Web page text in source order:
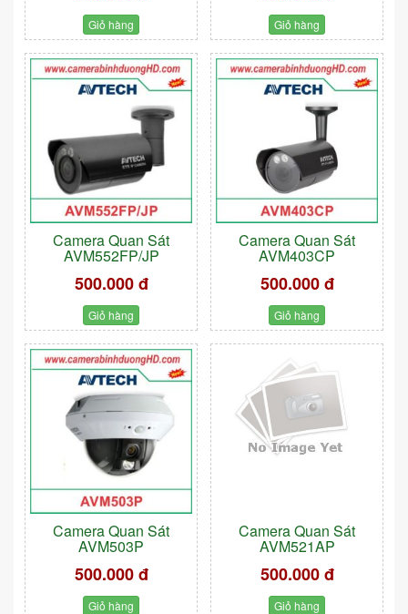
Giỏ hàng Giỏ hàng
Camera Quan Sát
AVM552FP/JP
500.000 đ
Giỏ hàng
Camera Quan Sát
AVM403CP
500.000 đ
Giỏ hàng
Camera Quan Sát
AVM503P
500.000 đ
Giỏ hàng
Camera Quan Sát
AVM521AP
500.000 đ
Giỏ hàng